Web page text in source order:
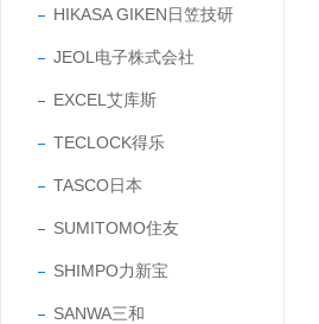
HIKASA GIKEN日笠技研
JEOL电子株式会社
EXCEL艾库斯
TECLOCK得乐
TASCO日本
SUMITOMO住友
SHIMPO力新宝
SANWA三和